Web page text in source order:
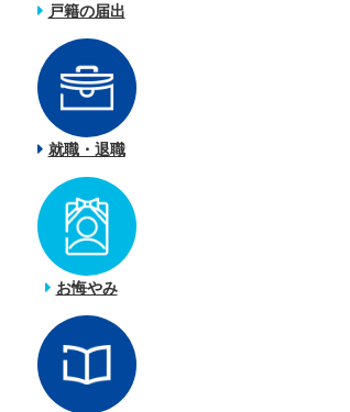
戸籍の届出
就職・退職
お悔やみ